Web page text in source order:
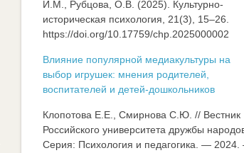
И.М., Рубцова, О.В. (2025). Культурно-
историческая психология, 21(3), 15–26.
https://doi.org/10.17759/chp.2025000002
Влияние популярной медиакультуры на
выбор игрушек: мнения родителей,
воспитателей и детей-дошкольников
Клопотова Е.Е., Смирнова С.Ю. // Вестник
Российского университета дружбы
Серия: Психология и педагогика. —